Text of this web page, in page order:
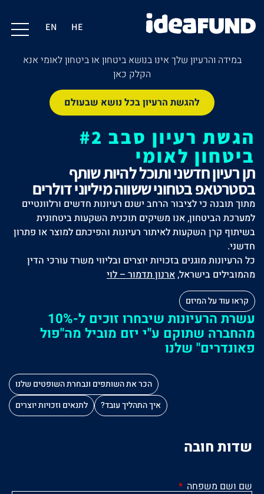
HE
EN
במידה והרעיון שלך אינו בנושא ביטחון או ביטחון לאומי אנא
הקלק כאן
להגשת הרעיון בכל נושא שבעולם
הגשת רעיון סבב #2
ביטחון לאומי
תן רעיון חדשני ותוכל להיות שותף
בסטרטאפ בטחוני ששווה מיליוני דולרים
מתוך תובנה כי לציבור הרחב ישנם רעיונות חדשים ורלוונטיים
למערכת הביטחון, אנו משיקים תוכנית השקעות ביטחונית
בשיתוף קרן השקעות לאיתור רעיונות והפיכתם למוצר או פתרון
חדשני.
כל הרעיונות מוגנים בזכויות יוצרים ובליווי משרד עורכי הדין
מהמובילים בישראל,ארנון תדמור – לוי
קראו עוד על המיזם
עשרת הרעיונות שיבחרו זוכים ל-10%
מהחברה שתוקם ע"י יזם מוביל מה"פול
פאונדרים" שלנו
הכר את השותפים ונבחרת השופטים שלנו
לתנאים וזכויות יוצרים
איך התהליך עובד?
שדות חובה
שם ושם משפחה